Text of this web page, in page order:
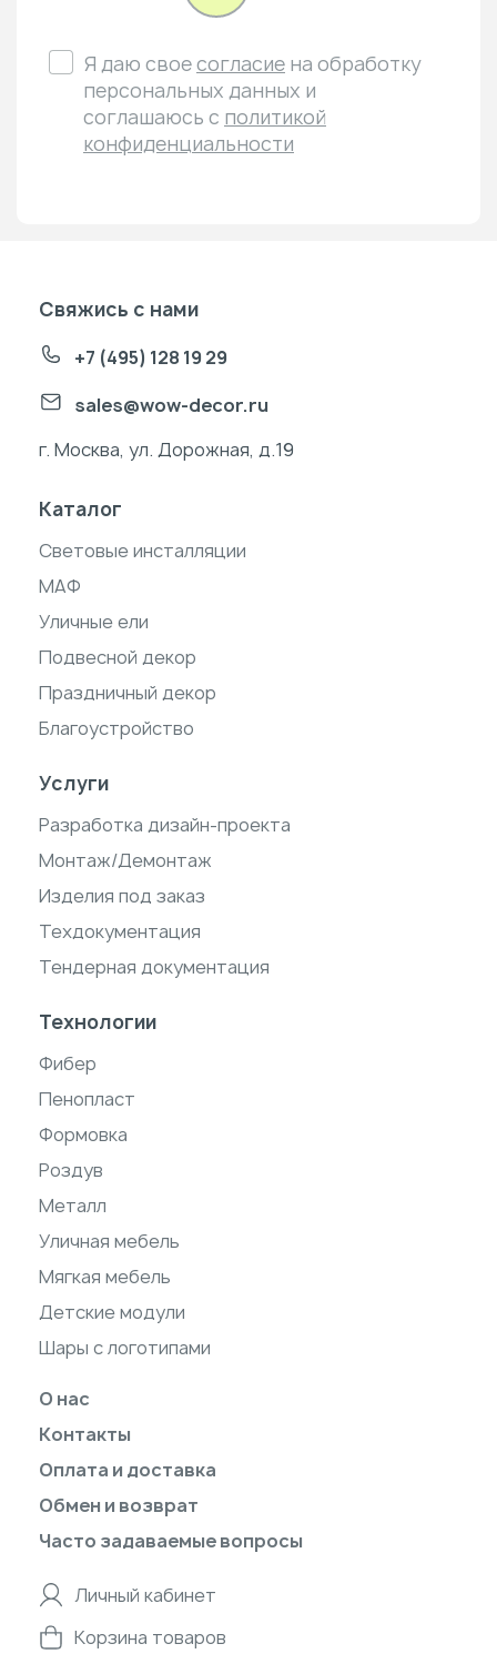
Я даю своесогласие на обработку
персональных данных и
соглашаюсь с политикой
конфиденциальности
Свяжись с нами
+7 (495) 128 19 29
sales@wow-decor.ru
г. Москва, ул. Дорожная, д.19
Каталог
Световые инсталляции
МАФ
Уличные ели
Подвесной декор
Праздничный декор
Благоустройство
Услуги
Разработка дизайн-проекта
Монтаж/Демонтаж
Изделия под заказ
Техдокументация
Тендерная документация
Технологии
Фибер
Пенопласт
Формовка
Роздув
Металл
Уличная мебель
Мягкая мебель
Детские модули
Шары с логотипами
О нас
Контакты
Оплата и доставка
Обмен и возврат
Часто задаваемые вопросы
Личный кабинет
Корзина товаров